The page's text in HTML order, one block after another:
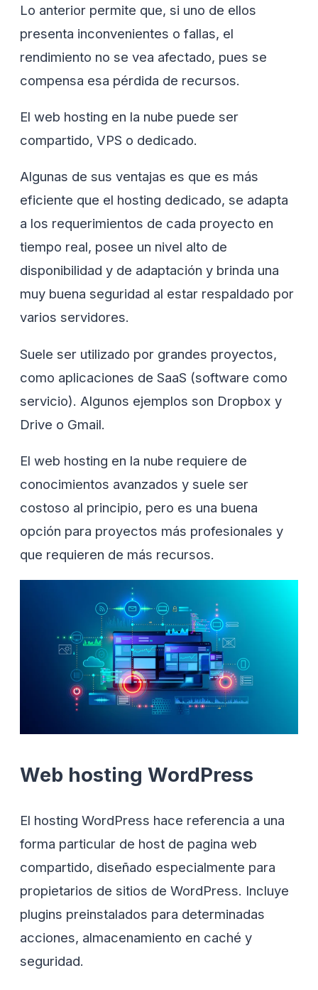
Lo anterior permite que, si uno de ellos
presenta inconvenientes o fallas, el
rendimiento no se vea afectado, pues se
compensa esa pérdida de recursos.
El web hosting en la nube puede ser
compartido, VPS o dedicado.
Algunas de sus ventajas es que es más
eficiente que el hosting dedicado, se adapta
a los requerimientos de cada proyecto en
tiempo real, posee un nivel alto de
disponibilidad y de adaptación y brinda una
muy buena seguridad al estar respaldado por
varios servidores.
Suele ser utilizado por grandes proyectos,
como aplicaciones de SaaS (software como
servicio). Algunos ejemplos son Dropbox y
Drive o Gmail.
El web hosting en la nube requiere de
conocimientos avanzados y suele ser
costoso al principio, pero es una buena
opción para proyectos más profesionales y
que requieren de más recursos.
Web hosting WordPress
El hosting WordPress hace referencia a una
forma particular de host de pagina web
compartido, diseñado especialmente para
propietarios de sitios de WordPress. Incluye
plugins preinstalados para determinadas
acciones, almacenamiento en caché y
seguridad.